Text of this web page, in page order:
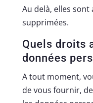
Au delà, elles
supprimées.
Quels droits
données
A tout moment,
de vous fournir,